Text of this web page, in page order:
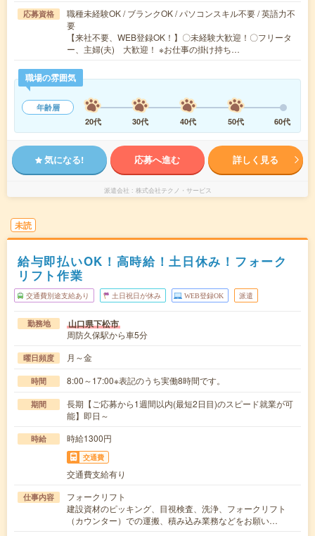
応募資格
職種未経験OK / ブランクOK / パソコンスキル不要 / 英語力不
要
【来社不要、WEB登録OK！】〇未経験大歓迎！〇フリータ
ー、主婦(夫) 大歓迎！ ※お仕事の掛け持ち…
職場の雰囲気
年齢層
20代
30代 40代 50代 60代
気になる! 応募へ進む 詳しく見る
派遣会社 株式会社テクノ・サービス
未読
給与即払いOK！高時給！土日休み！フォーク
リフト作業
交通費別途支給あり 土日祝日が休み WEB登録OK 派遣
勤務地 山口県下松市
周防久保駅から車5分
曜日頻度 月～金
時間 8:00～17:00※表記のうち実働8時間です。
期間
長期【ご応募から1週間以内(最短2日目)のスピード就業が可
能】即日～
時給 時給1300円
交通費
交通費支給有り
仕事内容
フォークリフト
建設資材のピッキング、目視検査、洗浄、フォークリフト
（カウンター）での運搬、積み込み業務などをお願い…